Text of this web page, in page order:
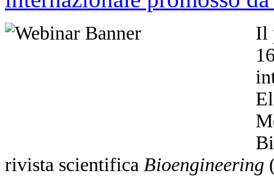
Il
rivista scientifica Bioengineering